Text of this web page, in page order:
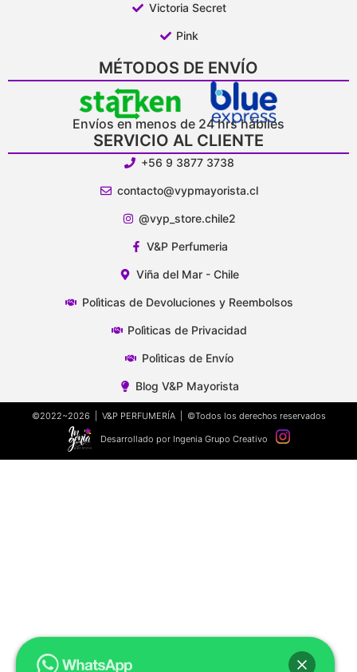
Victoria Secret
Pink
MÉTODOS DE ENVÍO
Envíos en menos de 24 hrs hábiles
SERVICIO AL CLIENTE
+56 9 3877 3738
contacto@vypmayorista.cl
@vyp_store.chile2
V&P Perfumeria
Viña del Mar - Chile
Polìticas de Devoluciones y Reembolsos
Polìticas de Privacidad
Polìticas de Envío
Blog V&P Mayorista
©2022~2026 | V&P PERFUMERÍA | ©Todos los derechos reservados
Desarrollado por Ingenia Grupo Creativo